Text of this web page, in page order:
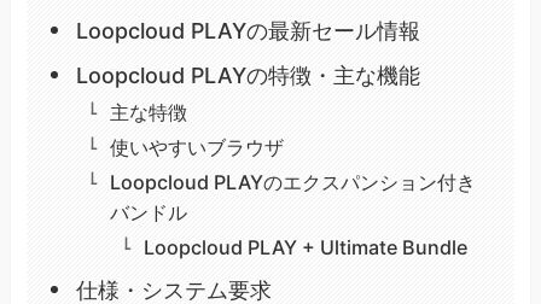
Loopcloud PLAYの最新セール情報
Loopcloud PLAYの特徴・主な機能
主な特徴
使いやすいブラウザ
Loopcloud PLAYのエクスパンション付き
バンドル
Loopcloud PLAY + Ultimate Bundle
仕様・システム要求